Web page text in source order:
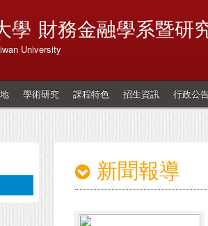
學 財務金融學系暨研
University
學術研究 課程特色 招生資訊 行政公
新聞報導